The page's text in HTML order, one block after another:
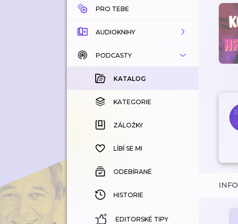
PRO TEBE
AUDIOKNIHY
KATALOG
KOUPENÉ
KATEGORIE
ZÁLOŽKY
HISTORIE
PODCASTY
KATALOG
KATEGORIE
ZÁLOŽKY
LÍBÍ SE MI
ODEBÍRANÉ
HISTORIE
EDITORSKÉ TIPY
INFO